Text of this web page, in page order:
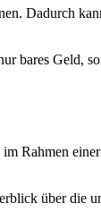
Dadurch
bares Geld,
Rahmen
über die